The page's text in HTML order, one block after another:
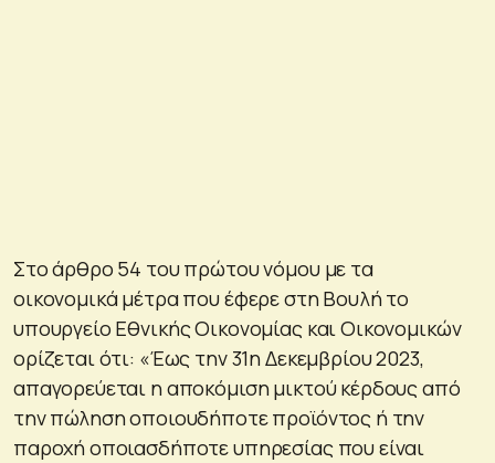
Στο άρθρο 54 του πρώτου νόμου με τα
οικονομικά μέτρα που έφερε στη Βουλή το
υπουργείο Εθνικής Οικονομίας και Οικονομικών
ορίζεται ότι: «Έως την 31η Δεκεμβρίου 2023,
απαγορεύεται η αποκόμιση μικτού κέρδους από
την πώληση οποιουδήποτε προϊόντος ή την
παροχή οποιασδήποτε υπηρεσίας που είναι